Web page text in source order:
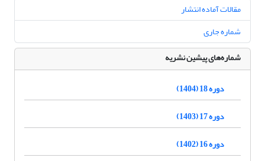
مقالات آماده انتشار
شماره جاری
شماره‌های پیشین نشریه
دوره 18 (1404)
دوره 17 (1403)
دوره 16 (1402)